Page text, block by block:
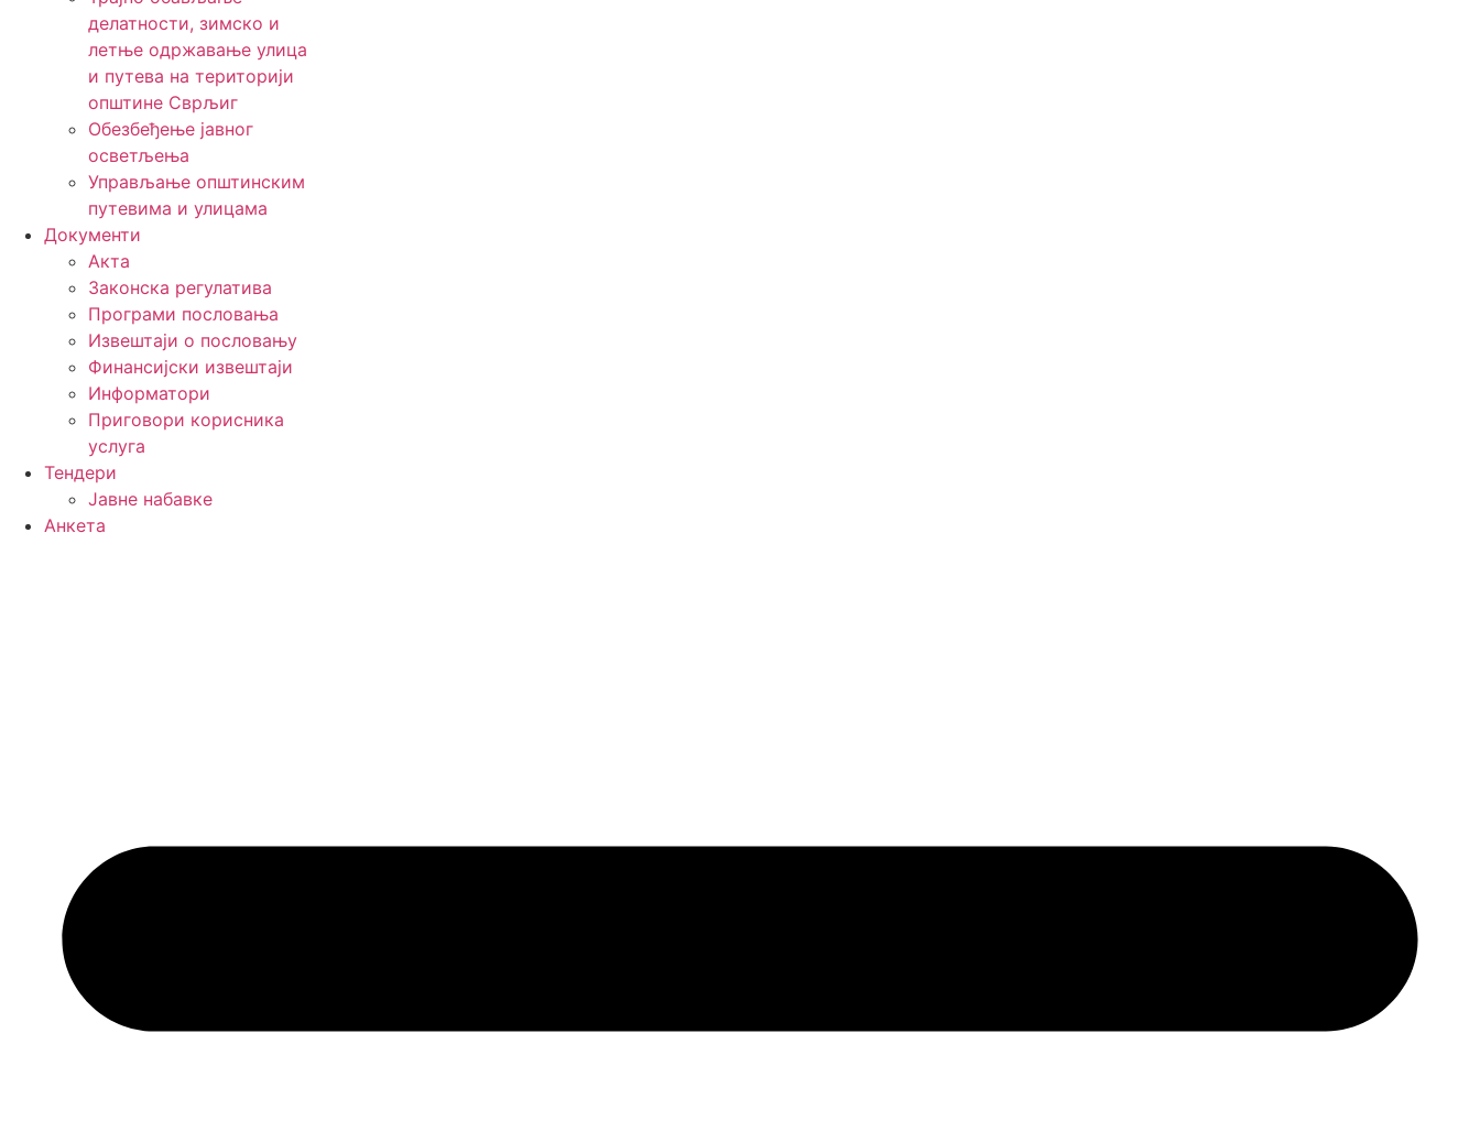
делатности, зимско и
летње одржавање улица
и путева на територији
општине Сврљиг
Обезбеђење јавног
осветљења
Управљање општинским
путевима и улицама
Документи
Акта
Законска регулатива
Програми пословања
Извештаји о пословању
Финансијски извештаји
Информатори
Приговори корисника
услуга
Тендери
Јавне набавке
Анкета